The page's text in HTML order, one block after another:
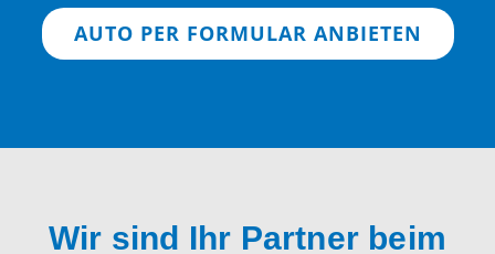
AUTO PER FORMULAR ANBIETEN
Wir sind Ihr Partner beim